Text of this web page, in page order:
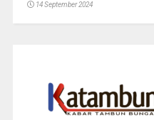
14 September 2024